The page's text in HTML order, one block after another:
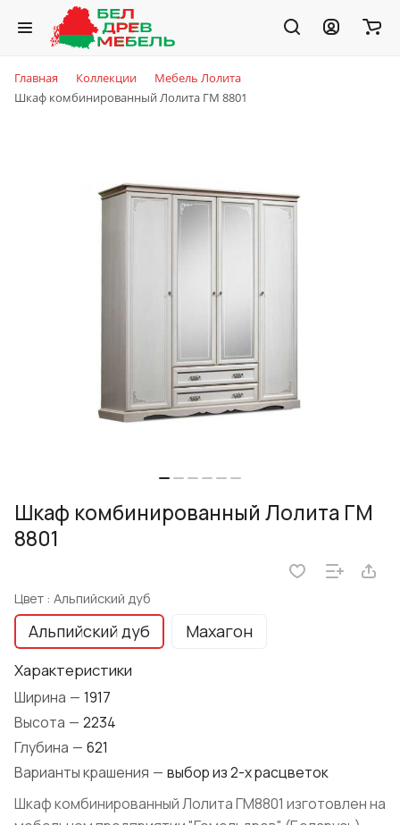
Главная Коллекции
Мебель Лолита
Шкаф комбинированный Лолита ГМ 8801
Шкаф комбинированный Лолита ГМ
8801
Цвет : Альпийский дуб
Альпийский дуб Махагон
Характеристики
Ширина — 1917
Высота — 2234
Глубина — 621
Варианты крашения — выбор из 2-х расцветок
Шкаф комбинированный Лолита ГМ8801 изготовлен на